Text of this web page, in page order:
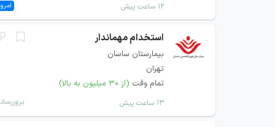
۱۲ ساعت پیش
استخدام مهماندار
بیمارستان ساسان
تهران
تمام وقت (از ۳۰ میلیون به بالا)
۱۳ ساعت پیش